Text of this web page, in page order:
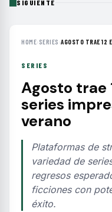
SIGUIENTE
HOME› SERIES ›AGOSTO TRAE 12
SERIES
Agosto trae
series
verano
Plataformas de
variedad de
regresos
ficciones con
éxito.